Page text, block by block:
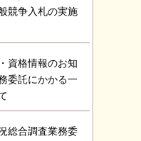
競争入札の実施
資格情報のお知
委託にかかる一
総合調査業務委